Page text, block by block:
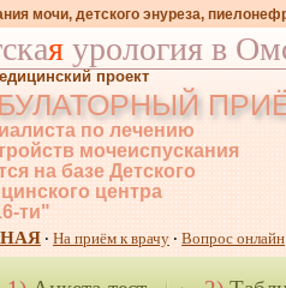
мочи, детского энуреза,
я урология в
проект
по лечению
мочеиспускания
на базе Детского
центра
ти"
· На приём к врачу · Вопрос онлайн